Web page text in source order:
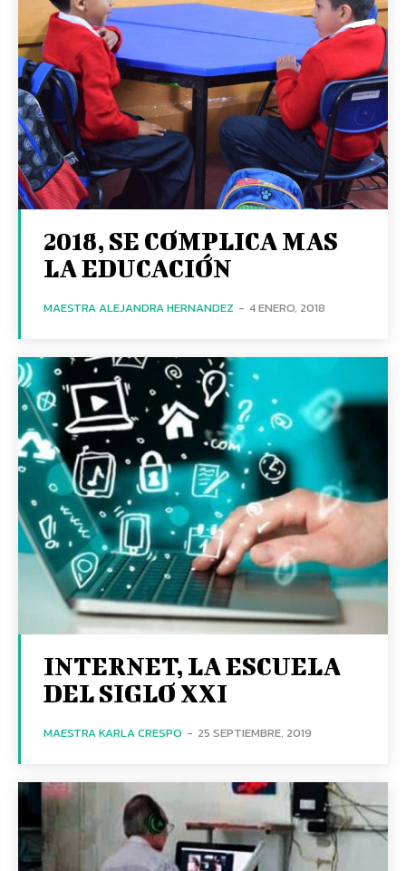
2018, SE COMPLICA MAS
LA EDUCACIÓN
MAESTRA ALEJANDRA HERNANDEZ - 4 ENERO, 2018
INTERNET, LA ESCUELA
DEL SIGLO XXI
MAESTRA KARLA CRESPO - 25 SEPTIEMBRE, 2019